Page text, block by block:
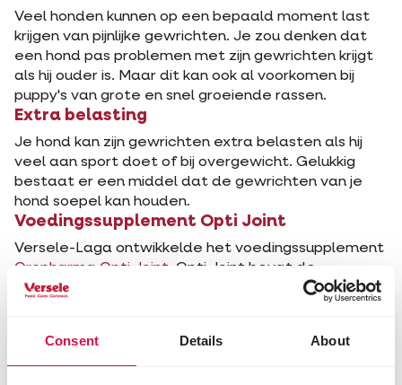
Consent Details About
Veel honden kunnen op een bepaald moment last
krijgen van pijnlijke gewrichten. Je zou denken dat
een hond pas problemen met zijn gewrichten krijgt
als hij ouder is. Maar dit kan ook al voorkomen bij
puppy's van grote en snel groeiende rassen.
Extra belasting
Je hond kan zijn gewrichten extra belasten als hij
veel aan sport doet of bij overgewicht. Gelukkig
bestaat er een middel dat de gewrichten van je
hond soepel kan houden.
Voedingssupplement Opti Joint
Versele-Laga ontwikkelde het voedingssupplement
Oropharma Opti Joint.
Opti Joint bevat de
essentiële bouwstenen voor de aanmaak van
Makkelijk toe te dienen